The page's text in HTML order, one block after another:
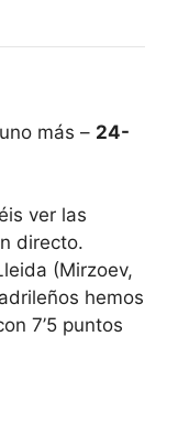
más – 24-
ver las
directo.
(Mirzoev,
hemos
7’5 puntos